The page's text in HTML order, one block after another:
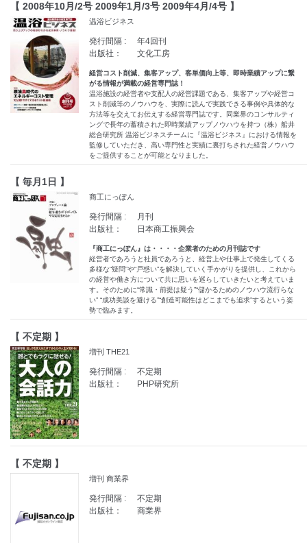
【 2008年10月/2号 2009年1月/3号 2009年4月/4号 】
温浴ビジネス
発行間隔 :
年4回刊
出版社：
文化工房
経営コスト削減、集客アップ、客単価向上等、即時業績アップに繋
がる情報が満載の経営専門誌！
温浴施設の経営者や支配人の経営課題である、集客アップや経営コ
スト削減等のノウハウを、実際に読んで実践できる事例や具体的な
方法等を交えてお伝えする経営専門誌です。同業界のコンサルティ
ングで長年の蓄積された即時業績アップノウハウを持つ（株）船井
総合研究所 温浴ビジネスチームに『温浴ビジネス』における情報を
監修していただき、高い専門性と実績に裏打ちされた経営ノウハウ
をご提供することが可能となりました。
【 毎月1日 】
商工にっぽん
発行間隔 :
月刊
出版社：
日本商工振興会
『商工にっぽん』は・・・・企業者のための月刊誌です
経営者であろうと社員であろうと、経営上や仕事上で発生してくる
多様な“疑問”や“戸惑い”を解決していく手かがりを提供し、これから
の経営や働き方について共に思いを巡らしていきたいと考えていま
す。そのために“常識・前提は疑う”“儲かるためのノウハウ流行らな
い” “成功美談を避ける”“創造可能性はどこまでも追求”するという姿
勢で臨みます。
【 不定期 】
増刊 THE21
発行間隔 :
不定期
出版社：
PHP研究所
【 不定期 】
増刊 商業界
発行間隔 :
不定期
出版社：
商業界